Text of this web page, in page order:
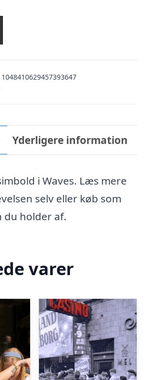
1048410629457393647
Yderligere information
i Waves. Læs mere
selv eller køb som
du holder af.
varer